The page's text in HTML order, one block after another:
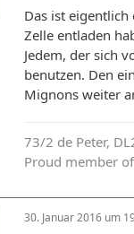
Das ist eigentlich
Zelle entladen
Jedem, der sich
benutzen. Den
Mignons weiter
73/2 de Peter,
Proud member
30. Januar 2016 um